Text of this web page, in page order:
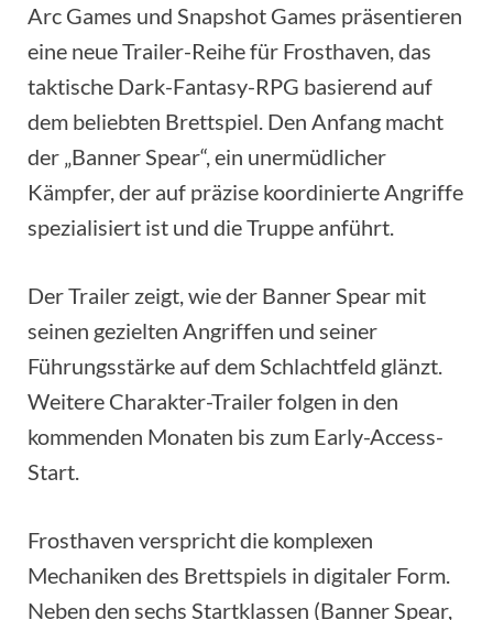
Arc Games und Snapshot Games präsentieren
eine neue Trailer-Reihe für Frosthaven, das
taktische Dark-Fantasy-RPG basierend auf
dem beliebten Brettspiel. Den Anfang macht
der „Banner Spear“, ein unermüdlicher
Kämpfer, der auf präzise koordinierte Angriffe
spezialisiert ist und die Truppe anführt.
Der Trailer zeigt, wie der Banner Spear mit
seinen gezielten Angriffen und seiner
Führungsstärke auf dem Schlachtfeld glänzt.
Weitere Charakter-Trailer folgen in den
kommenden Monaten bis zum Early-Access-
Start.
Frosthaven verspricht die komplexen
Mechaniken des Brettspiels in digitaler Form.
Neben den sechs Startklassen (Banner Spear,